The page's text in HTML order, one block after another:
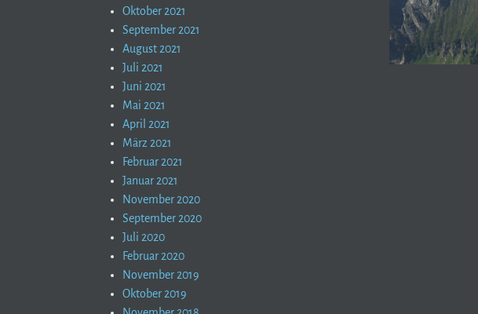
Oktober 2021
September 2021
August 2021
Juli 2021
Juni 2021
Mai 2021
April 2021
März 2021
Februar 2021
Januar 2021
November 2020
September 2020
Juli 2020
Februar 2020
November 2019
Oktober 2019